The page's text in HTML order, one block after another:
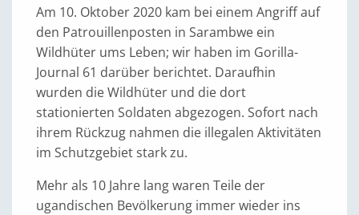
Am 10. Oktober 2020 kam bei einem Angriff auf
den Patrouillenposten in Sarambwe ein
Wildhüter ums Leben; wir haben im Gorilla-
Journal 61 darüber berichtet. Daraufhin
wurden die Wildhüter und die dort
stationierten Soldaten abgezogen. Sofort nach
ihrem Rückzug nahmen die illegalen Aktivitäten
im Schutzgebiet stark zu.
Mehr als 10 Jahre lang waren Teile der
ugandischen Bevölkerung immer wieder ins